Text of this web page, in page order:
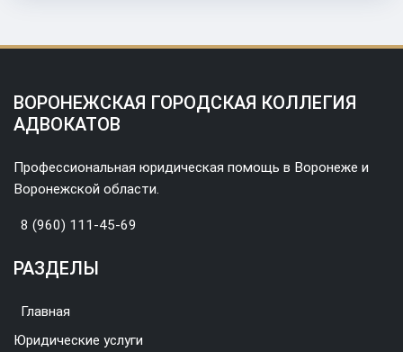
ВОРОНЕЖСКАЯ ГОРОДСКАЯ КОЛЛЕГИЯ
АДВОКАТОВ
Профессиональная юридическая помощь в Воронеже и
Воронежской области.
8 (960) 111-45-69
РАЗДЕЛЫ
Главная
Юридические услуги